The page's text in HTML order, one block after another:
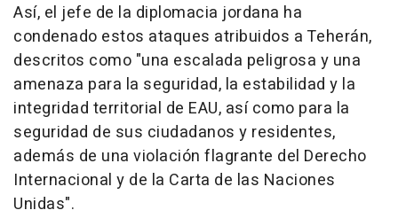
Así, el jefe de la diplomacia jordana ha
condenado estos ataques atribuidos a Teherán,
descritos como "una escalada peligrosa y una
amenaza para la seguridad, la estabilidad y la
integridad territorial de EAU, así como para la
seguridad de sus ciudadanos y residentes,
además de una violación flagrante del Derecho
Internacional y de la Carta de las Naciones
Unidas".